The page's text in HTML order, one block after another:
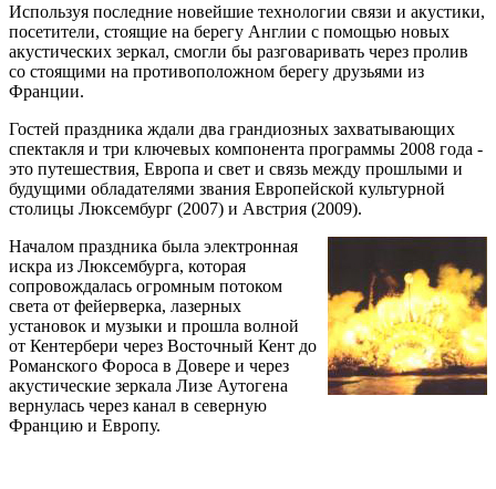
Используя последние новейшие технологии связи и акустики,
посетители, стоящие на берегу Англии с помощью новых
акустических зеркал, смогли бы разговаривать через пролив
со стоящими на противоположном берегу друзьями из
Франции.
Гостей праздника ждали два грандиозных захватывающих
спектакля и три ключевых компонента программы 2008 года -
это путешествия, Европа и свет и связь между прошлыми и
будущими обладателями звания Европейской культурной
столицы Люксембург (2007) и Австрия (2009).
Началом праздника была электронная
искра из Люксембурга, которая
сопровождалась огромным потоком
света от фейерверка, лазерных
установок и музыки и прошла волной
от Кентербери через Восточный Кент до
Романского Фороса в Довере и через
акустические зеркала Лизе Аутогена
вернулась через канал в северную
Францию и Европу.